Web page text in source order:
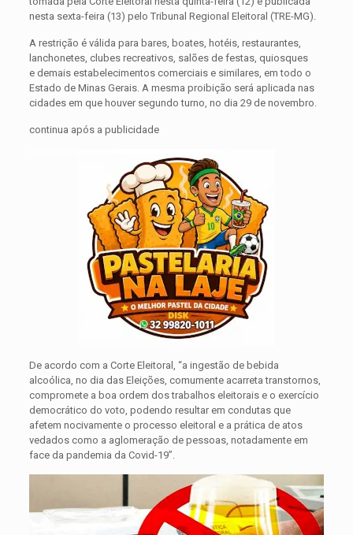
nesta sexta-feira (13) pelo Tribunal Regional Eleitoral (TRE-MG).
A restrição é válida para bares, boates, hotéis, restaurantes,
lanchonetes, clubes recreativos, salões de festas, quiosques
e demais estabelecimentos comerciais e similares, em todo o
Estado de Minas Gerais. A mesma proibição será aplicada nas
cidades em que houver segundo turno, no dia 29 de novembro.
continua após a publicidade
De acordo com a Corte Eleitoral, “a ingestão de bebida
alcoólica, no dia das Eleições, comumente acarreta transtornos,
compromete a boa ordem dos trabalhos eleitorais e o exercício
democrático do voto, podendo resultar em condutas que
afetem nocivamente o processo eleitoral e a prática de atos
vedados como a aglomeração de pessoas, notadamente em
face da pandemia da Covid-19”.